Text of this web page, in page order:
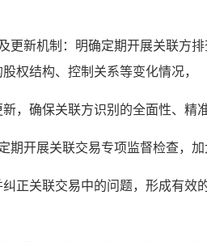
更新机制：明确定期开展关联方
权结构、控制关系等变化情况，
，确保关联方识别的全面性、精
期开展关联交易专项监督检查，
正关联交易中的问题，形成有效